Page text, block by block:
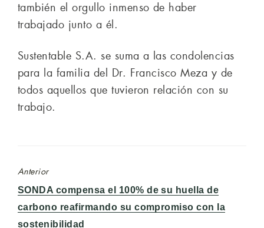
también el orgullo inmenso de haber
trabajado junto a él.
Sustentable S.A. se suma a las condolencias
para la familia del Dr. Francisco Meza y de
todos aquellos que tuvieron relación con su
trabajo.
Anterior
Entrada
anterior:
SONDA compensa el 100% de su huella de
carbono reafirmando su compromiso con la
sostenibilidad